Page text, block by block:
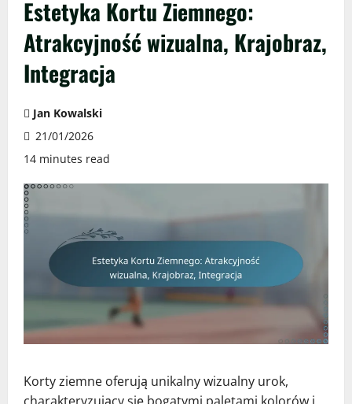
Estetyka Kortu Ziemnego:
Atrakcyjność wizualna, Krajobraz,
Integracja
Jan Kowalski
21/01/2026
14 minutes read
Korty ziemne oferują unikalny wizualny urok,
charakteryzujący się bogatymi paletami kolorów i